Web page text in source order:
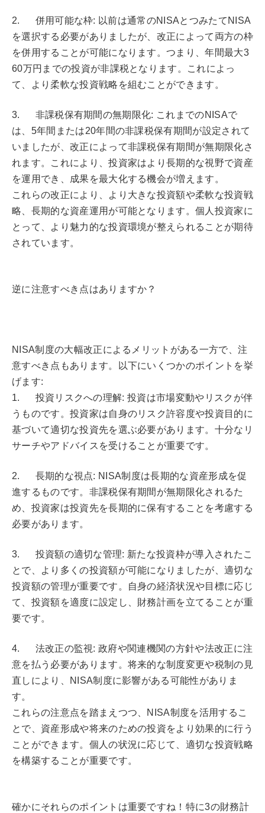
2. 併用可能な枠: 以前は通常のNISAとつみたてNISA
を選択する必要がありましたが、改正によって両方の枠
を併用することが可能になります。つまり、年間最大3
60万円までの投資が非課税となります。これによっ
て、より柔軟な投資戦略を組むことができます。
3. 非課税保有期間の無期限化: これまでのNISAで
は、5年間または20年間の非課税保有期間が設定されて
いましたが、改正によって非課税保有期間が無期限化さ
れます。これにより、投資家はより長期的な視野で資産
を運用でき、成果を最大化する機会が増えます。
これらの改正により、より大きな投資額や柔軟な投資戦
略、長期的な資産運用が可能となります。個人投資家に
とって、より魅力的な投資環境が整えられることが期待
されています。
逆に注意すべき点はありますか？
NISA制度の大幅改正によるメリットがある一方で、注
意すべき点もあります。以下にいくつかのポイントを挙
げます:
1. 投資リスクへの理解: 投資は市場変動やリスクが伴
うものです。投資家は自身のリスク許容度や投資目的に
基づいて適切な投資先を選ぶ必要があります。十分なリ
サーチやアドバイスを受けることが重要です。
2. 長期的な視点: NISA制度は長期的な資産形成を促
進するものです。非課税保有期間が無期限化されるた
め、投資家は投資先を長期的に保有することを考慮する
必要があります。
3. 投資額の適切な管理: 新たな投資枠が導入されたこ
とで、より多くの投資額が可能になりましたが、適切な
投資額の管理が重要です。自身の経済状況や目標に応じ
て、投資額を適度に設定し、財務計画を立てることが重
要です。
4. 法改正の監視: 政府や関連機関の方針や法改正に注
意を払う必要があります。将来的な制度変更や税制の見
直しにより、NISA制度に影響がある可能性がありま
す。
これらの注意点を踏まえつつ、NISA制度を活用するこ
とで、資産形成や将来のための投資をより効果的に行う
ことができます。個人の状況に応じて、適切な投資戦略
を構築することが重要です。
確かにそれらのポイントは重要ですね！特に3の財務計